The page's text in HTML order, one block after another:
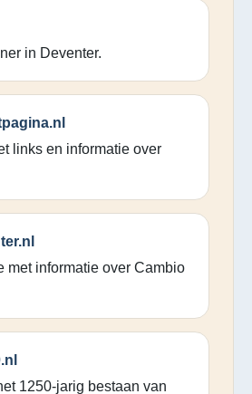
in Deventer.
links en informatie over
met informatie over Cambio
1250-jarig bestaan van